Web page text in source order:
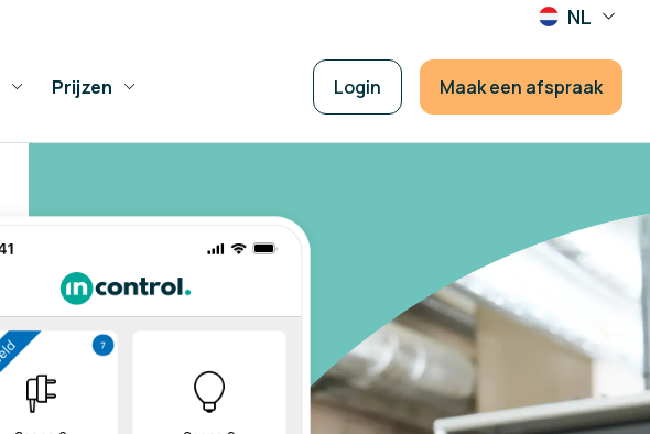
NL
Login Maak een afspraak
Prijzen